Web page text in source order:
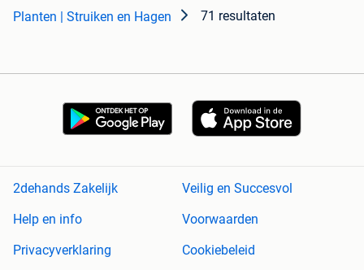
Planten | Struiken en Hagen 71 resultaten
2dehands Zakelijk
Veilig en Succesvol
Help en info
Voorwaarden
Privacyverklaring
Cookiebeleid